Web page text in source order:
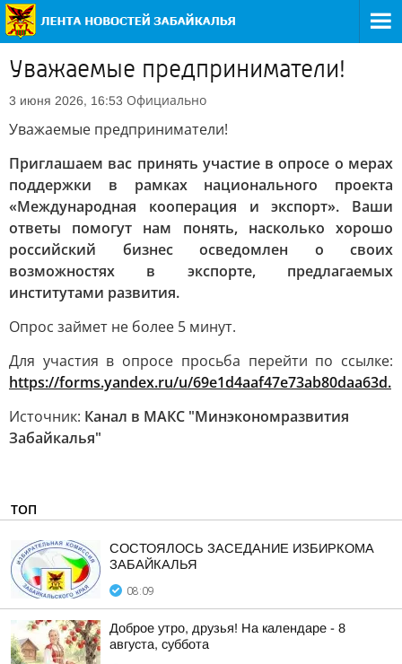
Уважаемые предприниматели!
3 июня 2026, 16:53 Официально
Уважаемые предприниматели!
Приглашаем вас принять участие в опросе о мерах
поддержки в рамках национального проекта
«Международная кооперация и экспорт». Ваши
ответы помогут нам понять, насколько хорошо
российский бизнес осведомлен о своих
возможностях в экспорте, предлагаемых
институтами развития.
Опрос займет не более 5 минут.
Для участия в опросе просьба перейти по ссылке:
https://forms.yandex.ru/u/69e1d4aaf47e73ab80daa63d.
Источник: Канал в МАКС "Минэкономразвития
Забайкалья"
ТОП
СОСТОЯЛОСЬ ЗАСЕДАНИЕ ИЗБИРКОМА
ЗАБАЙКАЛЬЯ
08:09
Доброе утро, друзья! На календаре - 8
августа, суббота